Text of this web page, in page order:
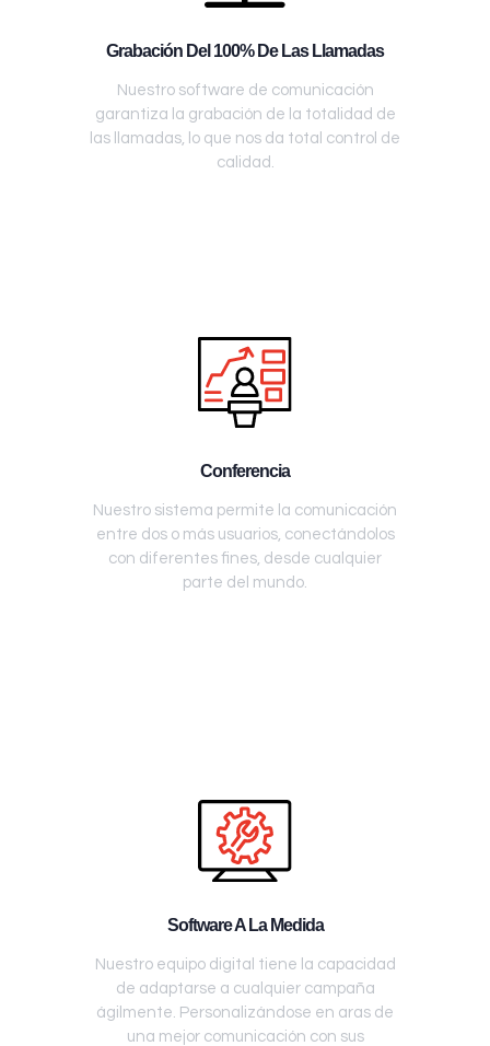
Grabación Del 100% De Las Llamadas
Nuestro software de comunicación
garantiza la grabación de la totalidad de
las llamadas, lo que nos da total control de
calidad.
Conferencia
Nuestro sistema permite la comunicación
entre dos o más usuarios, conectándolos
con diferentes fines, desde cualquier
parte del mundo.
Software A La Medida
Nuestro equipo digital tiene la capacidad
de adaptarse a cualquier campaña
ágilmente. Personalizándose en aras de
una mejor comunicación con sus